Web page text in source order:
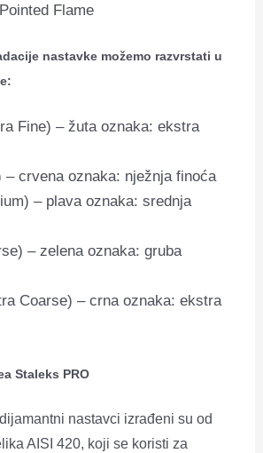
Flame
nastavke možemo razvrstati u
Fine) – žuta oznaka: ekstra
– crvena oznaka: nježnja finoća
– plava oznaka: srednja
– zelena oznaka: gruba
Coarse) – crna oznaka: ekstra
Staleks PRO
nastavci izrađeni su od
AISI 420, koji se koristi za